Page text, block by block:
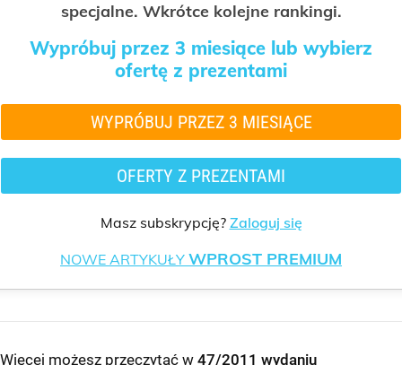
specjalne. Wkrótce kolejne rankingi.
Wypróbuj przez 3 miesiące lub wybierz
ofertę z prezentami
WYPRÓBUJ PRZEZ 3 MIESIĄCE
OFERTY Z PREZENTAMI
Masz subskrypcję? Zaloguj się
NOWE ARTYKUŁY WPROST PREMIUM
Więcej możesz przeczytać w 47/2011 wydaniu